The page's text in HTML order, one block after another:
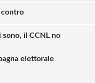
contro
il CCNL no
elettorale